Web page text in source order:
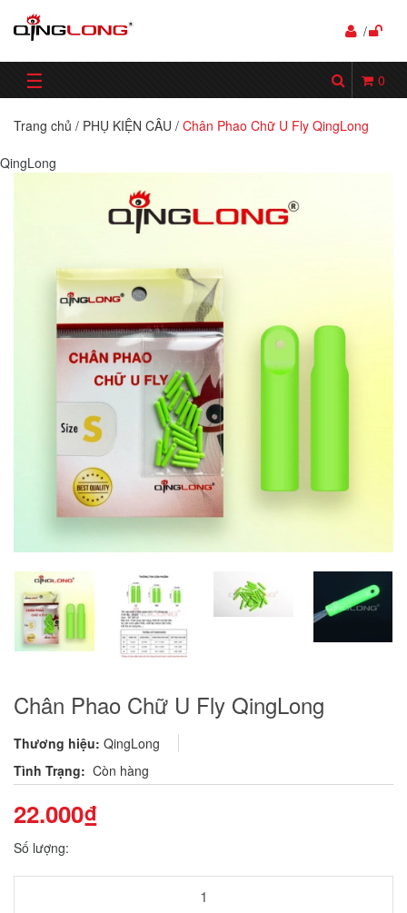
/
☰ 0
Trang chủ / PHỤ KIỆN CÂU / Chân Phao Chữ U Fly QingLong
QingLong
Chân Phao Chữ U Fly QingLong
Thương hiệu: QingLong
Tình Trạng: Còn hàng
22.000₫
Số lượng: